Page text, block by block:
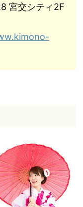
宮交シティ2F